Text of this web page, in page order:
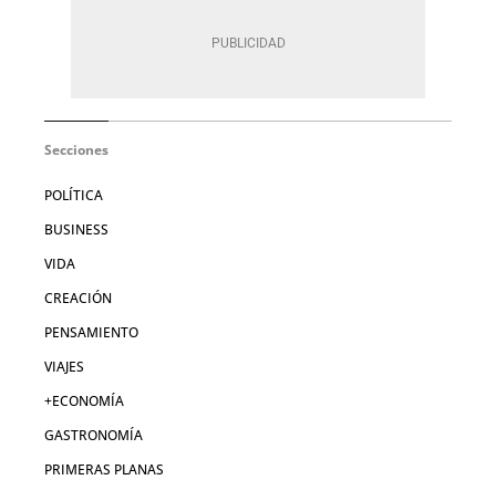
Secciones
POLÍTICA
BUSINESS
VIDA
CREACIÓN
PENSAMIENTO
VIAJES
+ECONOMÍA
GASTRONOMÍA
PRIMERAS PLANAS